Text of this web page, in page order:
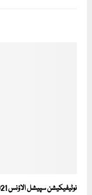
نوٹیفیکیشن سپیشل الاؤنس 2021 نے اکاؤنٹ آفیس والوں کی نیندیں حرام کر دیں